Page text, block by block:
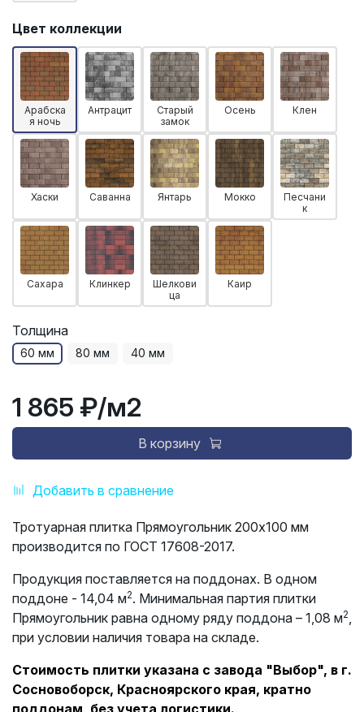
Добавить в сравнение
Цвет коллекции
Арабска
я ночь
Антрацит
Старый
замок
Осень Клен
Хаски Саванна Янтарь Мокко
Песчани
к
Сахара Клинкер
Шелкови
ца
Каир
Толщина
60 мм 80 мм 40 мм
1 865 ₽/м2
В корзину
Тротуарная плитка Прямоугольник 200х100 мм
производится по ГОСТ 17608-2017.
Продукция поставляется на поддонах. В одном
поддоне - 14,04 м2. Минимальная партия плитки
Прямоугольник равна одному ряду поддона – 1,08 м2
при условии наличия товара на складе.
Стоимость плитки указана с завода "Выбор", в г.
Сосновоборск, Красноярского края, кратно
поддонам, без учета логистики.